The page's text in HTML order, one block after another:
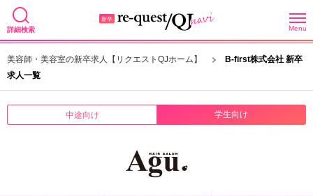
詳細検索 Menu
美容師・美容室の新卒求人【リクエストQJホーム】
B-first株式会社 新卒
求人一覧
中途向け 学生向け